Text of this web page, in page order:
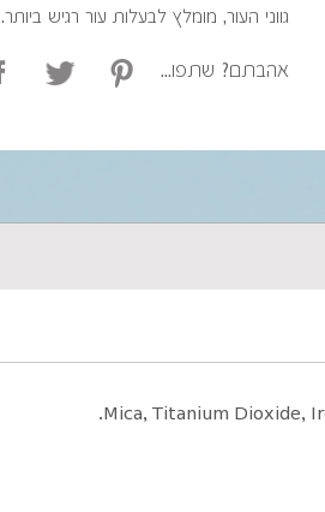
גווני העור, מומלץ לבעלות עור רגיש ביותר.
אהבתם? שתפו...
Mica, Titanium Dioxide,